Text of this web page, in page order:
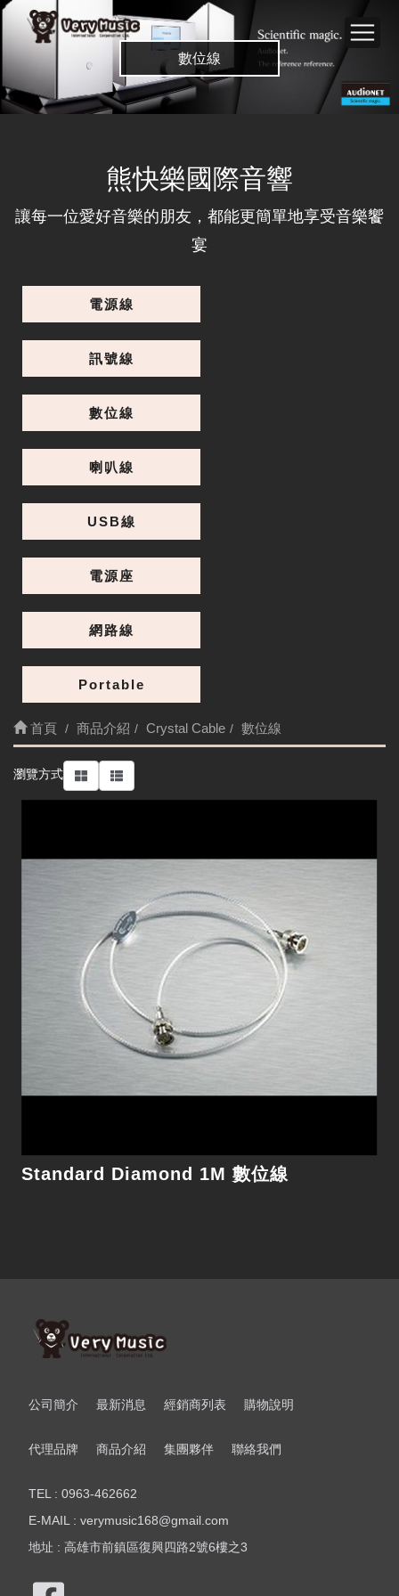
數位線
熊快樂國際音響
讓每一位愛好音樂的朋友，都能更簡單地享受音樂饗
宴
電源線
訊號線
數位線
喇叭線
USB線
電源座
網路線
Portable
首頁 商品介紹 Crystal Cable 數位線
瀏覽方式
Standard Diamond 1M 數位線
規格上分為RCA及BNC兩種，選購時請注意您的設
Standard Diamond 1M 數位線
公司簡介 最新消息 經銷商列表 購物說明
代理品牌 商品介紹 集團夥伴 聯絡我們
TEL : 0963-462662
E-MAIL : verymusic168@gmail.com
地址 : 高雄市前鎮區復興四路2號6樓之3